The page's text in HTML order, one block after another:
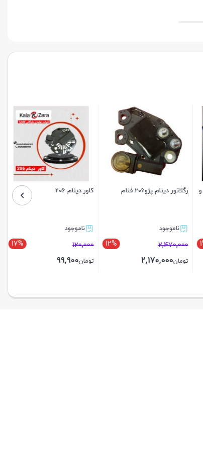
رگلاتور دینام پژو206 فنام
ناموجود
12% 2,470,000
تومان2,170,000
کاور دینام 206
ناموجود
17% 120,000
تومان99,900